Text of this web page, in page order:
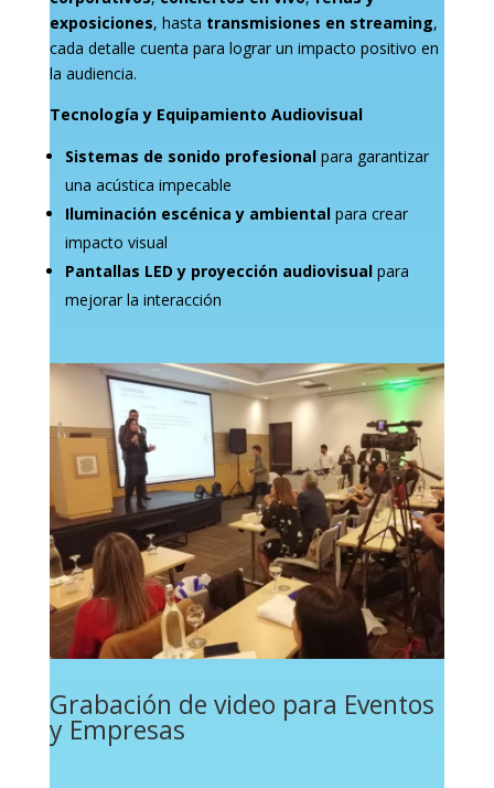
exposiciones, hasta transmisiones en streaming,
cada detalle cuenta para lograr un impacto positivo en
la audiencia.
Tecnología y Equipamiento Audiovisual
Sistemas de sonido profesionalpara garantizar
una acústica impecable
Iluminación escénica y ambientalpara crear
impacto visual
Pantallas LED y proyección audiovisualpara
mejorar la interacción
Grabación de video para Eventos
y Empresas